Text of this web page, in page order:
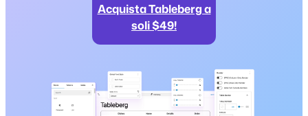
Acquista Tableberg a
soli $49!